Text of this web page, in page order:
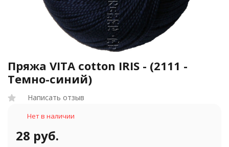
Пряжа VITA cotton IRIS - (2111 -
Темно-синий)
Написать отзыв
Нет в наличии
28 руб.